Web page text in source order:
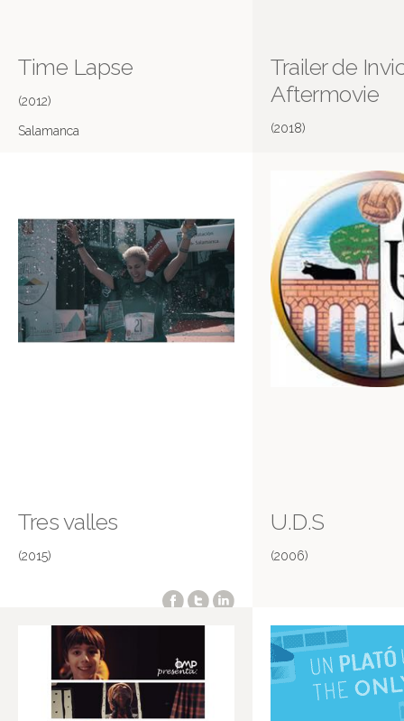
Time Lapse
(2012)
Salamanca
Trailer de
Aftermovie
(2018)
Tres valles
(2015)
U.D.S
(2006)